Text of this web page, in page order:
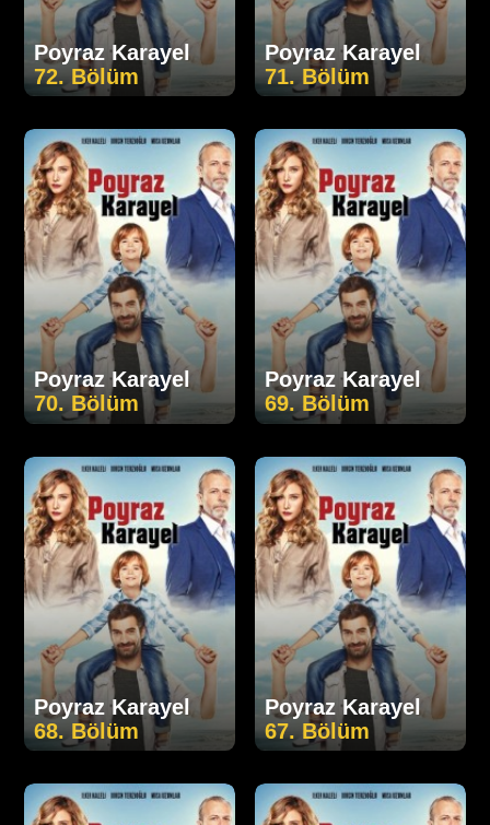
Poyraz Karayel
72. Bölüm
Poyraz Karayel
71. Bölüm
Poyraz Karayel
70. Bölüm
Poyraz Karayel
69. Bölüm
Poyraz Karayel
68. Bölüm
Poyraz Karayel
67. Bölüm